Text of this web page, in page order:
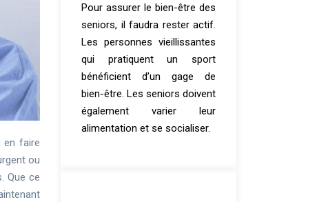
en faire
ou
Que ce
Pour assurer le bien-être des
seniors, il faudra rester actif.
Les personnes vieillissantes
qui pratiquent un sport
bénéficient d’un gage de
bien-être. Les seniors doivent
également varier leur
alimentation et se socialiser.